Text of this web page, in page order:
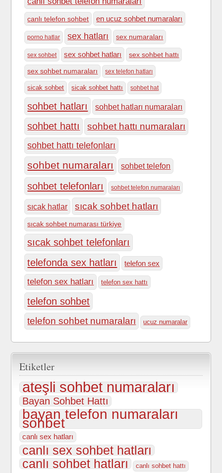
canlı telefon sohbet en ucuz sohbet numaraları
porno hatlar sex hatları sex numaraları
sex sohbet sex sohbet hatları sex sohbet hattı
sex sohbet numaraları sex telefon hatları
sicak sohbet sicak sohbet hattı sohbet hat
sohbet hatları sohbet hatları numaraları
sohbet hattı sohbet hattı numaraları
sohbet hattı telefonları
sohbet numaraları sohbet telefon
sohbet telefonları sohbet telefon numaraları
sıcak hatlar sıcak sohbet hatları
sıcak sohbet numarası türkiye
sıcak sohbet telefonları
telefonda sex hatları
telefon sex
telefon sex hatları telefon sex hattı
telefon sohbet
telefon sohbet numaraları ucuz numaralar
Etiketler
ateşli sohbet numaraları
Bayan Sohbet Hattı
bayan telefon numaraları
sohbet
canlı sex hatları
canlı sex sohbet hatları
canlı sohbet hatları
canlı sohbet hattı